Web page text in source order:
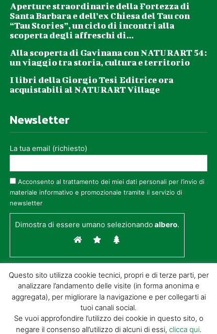
Aperture straordinarie della Fortezza di
Santa Barbara e dell’ex Chiesa del Tau con
“Tau Stories”, un ciclo di incontri alla
scoperta degli affreschi di...
Alla scoperta di Gavinana con NATURART 54:
un viaggio tra storia, cultura e territorio
I libri della Giorgio Tesi Editrice ora
acquistabili al NATURART Village
Newsletter
La tua email (richiesto)
Acconsento al trattamento dei miei dati personali per l’invio di
materiale informativo e promozionale tramite il servizio di
newsletter
Dimostra di essere umano selezionandoalbero.
Questo sito utilizza cookie tecnici, propri e di terze parti, per
analizzare l’andamento delle visite (in forma anonima e
aggregata), per migliorare la navigazione e per collegarti ai
tuoi canali social.
Se vuoi approfondire l’utilizzo dei cookie in questo sito, o
negare il consenso all’utilizzo di alcuni di essi, clicca qui.